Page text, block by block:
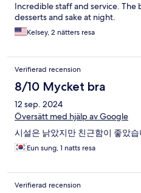
Incredible staff and service. The
desserts and sake at night.
Kelsey, 2 nätters resa
Verifierad recension
8/10 Mycket bra
12 sep. 2024
Översätt med hjälp av Google
시설은 낡았지만 친근함이 좋았습
Eun sung, 1 natts resa
Verifierad recension